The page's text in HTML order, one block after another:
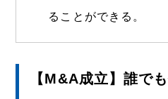
ることができる。
【M&A成立】誰で